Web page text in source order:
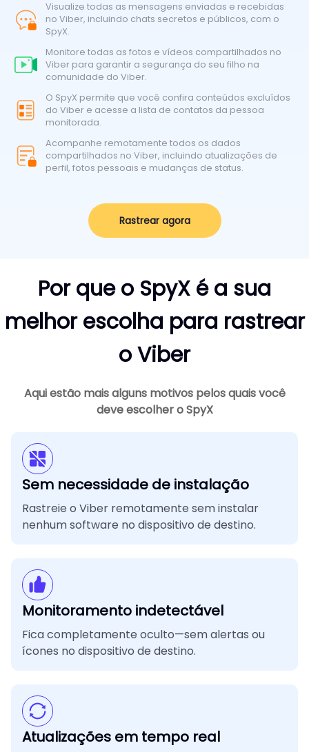
Visualize todas as mensagens enviadas e recebidas
no Viber, incluindo chats secretos e públicos, com o
SpyX.
Monitore todas as fotos e vídeos compartilhados no
Viber para garantir a segurança do seu filho na
comunidade do Viber.
O SpyX permite que você confira conteúdos excluídos
do Viber e acesse a lista de contatos da pessoa
monitorada.
Acompanhe remotamente todos os dados
compartilhados no Viber, incluindo atualizações de
perfil, fotos pessoais e mudanças de status.
Rastrear agora
Por que o SpyX é a sua
melhor escolha para rastrear
o Viber
Aqui estão mais alguns motivos pelos quais você
deve escolher o SpyX
Sem necessidade de instalação
Rastreie o Viber remotamente sem instalar
nenhum software no dispositivo de destino.
Monitoramento indetectável
Fica completamente oculto—sem alertas ou
ícones no dispositivo de destino.
Atualizações em tempo real